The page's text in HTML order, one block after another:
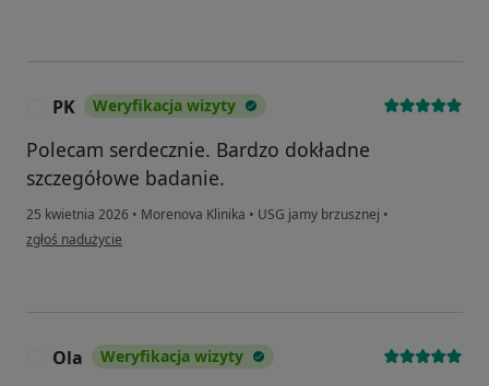
PK Weryfikacja wizyty
Polecam serdecznie. Bardzo dokładne
szczegółowe badanie.
25 kwietnia 2026 • Morenova Klinika • USG jamy brzusznej •
w opinii użytkownika PK
zgłoś nadużycie
Ola Weryfikacja wizyty